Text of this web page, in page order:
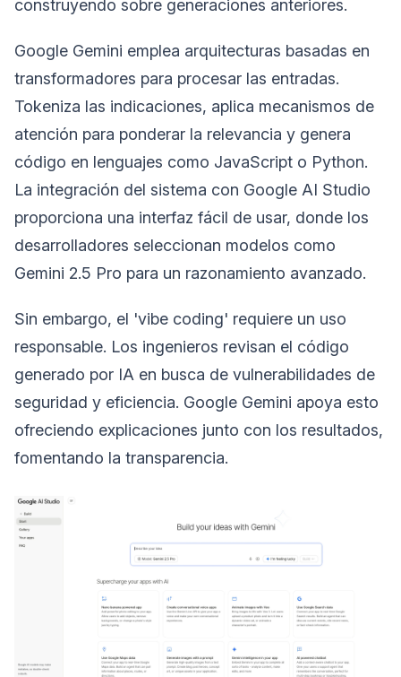
construyendo sobre generaciones anteriores.
Google Gemini emplea arquitecturas basadas en
transformadores para procesar las entradas.
Tokeniza las indicaciones, aplica mecanismos de
atención para ponderar la relevancia y genera
código en lenguajes como JavaScript o Python.
La integración del sistema con Google AI Studio
proporciona una interfaz fácil de usar, donde los
desarrolladores seleccionan modelos como
Gemini 2.5 Pro para un razonamiento avanzado.
Sin embargo, el 'vibe coding' requiere un uso
responsable. Los ingenieros revisan el código
generado por IA en busca de vulnerabilidades de
seguridad y eficiencia. Google Gemini apoya esto
ofreciendo explicaciones junto con los resultados,
fomentando la transparencia.